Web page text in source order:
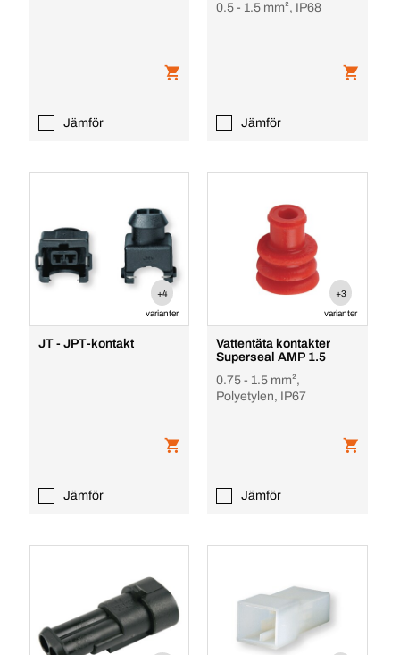
Jämför
0.5 - 1.5 mm², IP68
Jämför
+4
varianter
JT - JPT-kontakt
Jämför
+3
varianter
Vattentäta kontakter
Superseal AMP 1.5
0.75 - 1.5 mm²,
Polyetylen, IP67
Jämför